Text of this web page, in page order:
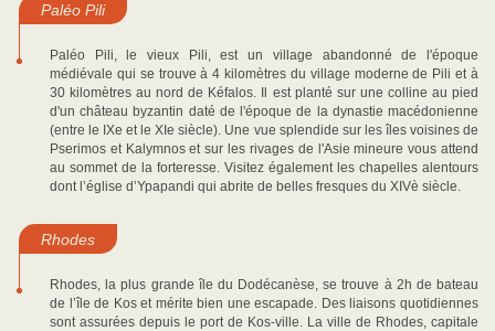
Paléo Pili
Paléo Pili, le vieux Pili, est un village abandonné de l'époque
médiévale qui se trouve à 4 kilomètres du village moderne de Pili et à
30 kilomètres au nord de Kéfalos. Il est planté sur une colline au pied
d'un château byzantin daté de l'époque de la dynastie macédonienne
(entre le IXe et le XIe siècle). Une vue splendide sur les îles voisines de
Pserimos et Kalymnos et sur les rivages de l'Asie mineure vous attend
au sommet de la forteresse. Visitez également les chapelles alentours
dont l’église d’Ypapandi qui abrite de belles fresques du XIVè siècle.
Rhodes
Rhodes, la plus grande île du Dodécanèse, se trouve à 2h de bateau
de l’île de Kos et mérite bien une escapade. Des liaisons quotidiennes
sont assurées depuis le port de Kos-ville. La ville de Rhodes, capitale